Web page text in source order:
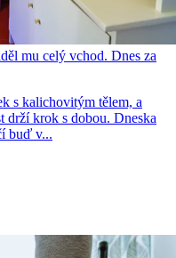
mu celý vchod. Dnes za
s kalichovitým tělem, a
drží krok s dobou. Dneska
buď v...